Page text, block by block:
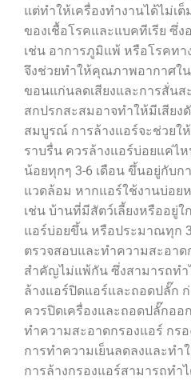
แต่ทำให้เครื่องทำงานได้ไม่เ
ของเชื้อโรคและแบคทีเรีย ซึ่ง
เช่น อาการภูมิแพ้ หรือโรคทา
จึงช่วยทำให้คุณภาพอากาศใ
ขอนแก่นลดเสียงและการสั่น
สกปรกสะสมอาจทำให้มีเสียง
สมบูรณ์ การล้างแอร์จะช่วยให้
ราบรื่น ควรล้างแอร์บ่อยแค่ไ
น้อยทุกๆ 3-6 เดือน ขึ้นอยู่กับก
แวดล้อม หากแอร์ใช้งานบ่อ
เช่น บ้านที่มีสัตว์เลี้ยงหรืออยู่
แอร์บ่อยขึ้น หรือประมาณทุก
ตรวจสอบและทำความสะอาด
สำคัญไม่แพ้กัน ซึ่งสามารถท
ล้างแอร์ปิดแอร์และถอดปลั๊ก
ควรปิดเครื่องและถอดปลั๊กออ
ทำความสะอาดกรองแอร์ กร
การทำความเย็นลดลงและทำ
การล้างกรองแอร์สามารถทำ